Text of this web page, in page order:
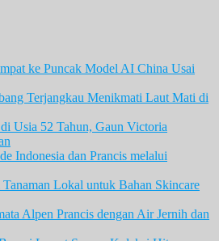
ke Puncak Model AI China Usai
Terjangkau Menikmati Laut Mati di
Usia 52 Tahun, Gaun Victoria
Indonesia dan Prancis melalui
Lokal untuk Bahan Skincare
Alpen Prancis dengan Air Jernih dan